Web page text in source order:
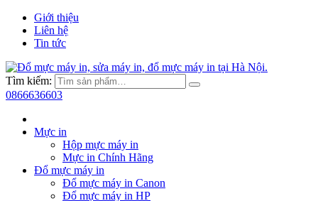
Giới thiệu
Liên hệ
Tin tức
Tìm kiếm:
0866636603
Mực in
Hộp mực máy in
Mực in Chính Hãng
Đổ mực máy in
Đổ mực máy in Canon
Đổ mực máy in HP